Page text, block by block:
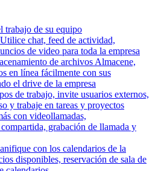
trabajo de su equipo
Utilice chat, feed de actividad,
de video para toda la empresa
de archivos Almacene,
en línea fácilmente con sus
el drive de la empresa
de trabajo, invite usuarios externos,
y trabaje en tareas y proyectos
con videollamadas,
grabación de llamada y
con los calendarios de la
disponibles, reservación de sala de